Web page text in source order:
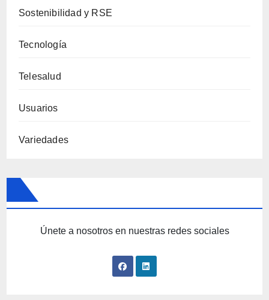
Sostenibilidad y RSE
Tecnología
Telesalud
Usuarios
Variedades
Únete a nosotros en nuestras redes sociales